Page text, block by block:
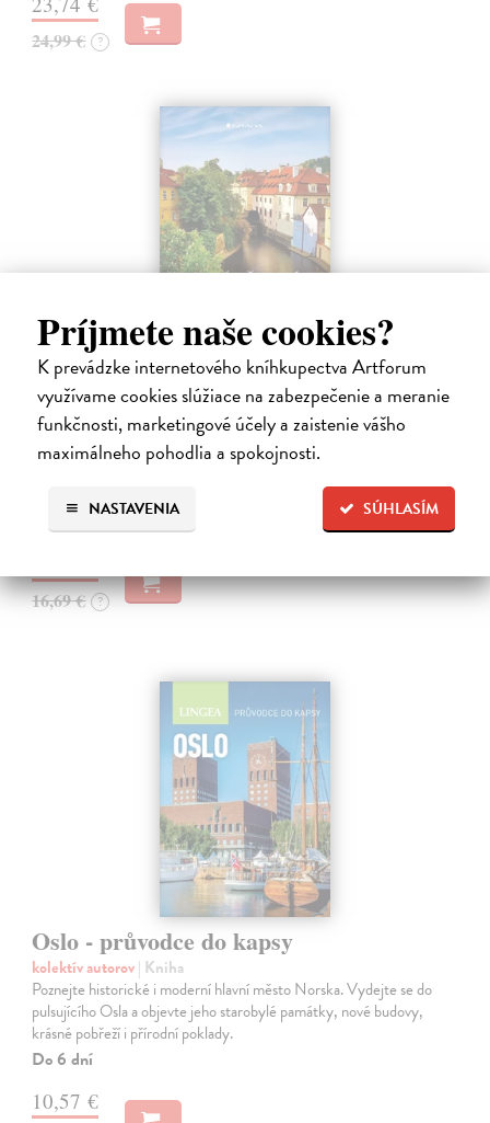
Príjmete naše cookies?
K prevádzke internetového kníhkupectva Artforum
využívame cookies slúžiace na zabezpečenie a meranie
funkčnosti, marketingové účely a zaistenie vášho
maximálneho pohodlia a spokojnosti.
SÚHLASÍM
NASTAVENIA
24,99 € ?
Pražské příběhy
Hášová Klára, Černý David (ed.) | Kniha
Víte, kde byste na Pražském hradě našli Jezdecké schodiště, které
umožňovalo koním vstup do velkého sálu na rytířské turnaje? Víte,
Zasielame do 10 dní
16,69 € ?
Oslo - průvodce do kapsy
kolektív autorov| Kniha
Poznejte historické i moderní hlavní město Norska. Vydejte se do
pulsujícího Osla a objevte jeho starobylé památky, nové budovy,
krásné pobřeží i přírodní poklady.
Do 6 dní
10,57 €